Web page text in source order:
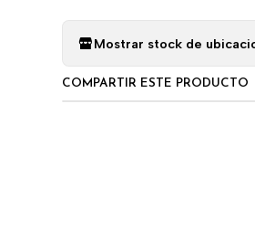
Mostrar stock de
COMPARTIR ESTE PRODUCTO